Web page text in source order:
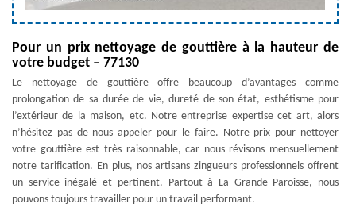
Pour un prix nettoyage de gouttière à la hauteur de
votre budget – 77130
Le nettoyage de gouttière offre beaucoup d’avantages comme
prolongation de sa durée de vie, dureté de son état, esthétisme pour
l’extérieur de la maison, etc. Notre entreprise expertise cet art, alors
n’hésitez pas de nous appeler pour le faire. Notre prix pour nettoyer
votre gouttière est très raisonnable, car nous révisons mensuellement
notre tarification. En plus, nos artisans zingueurs professionnels offrent
un service inégalé et pertinent. Partout à La Grande Paroisse, nous
pouvons toujours travailler pour un travail performant.